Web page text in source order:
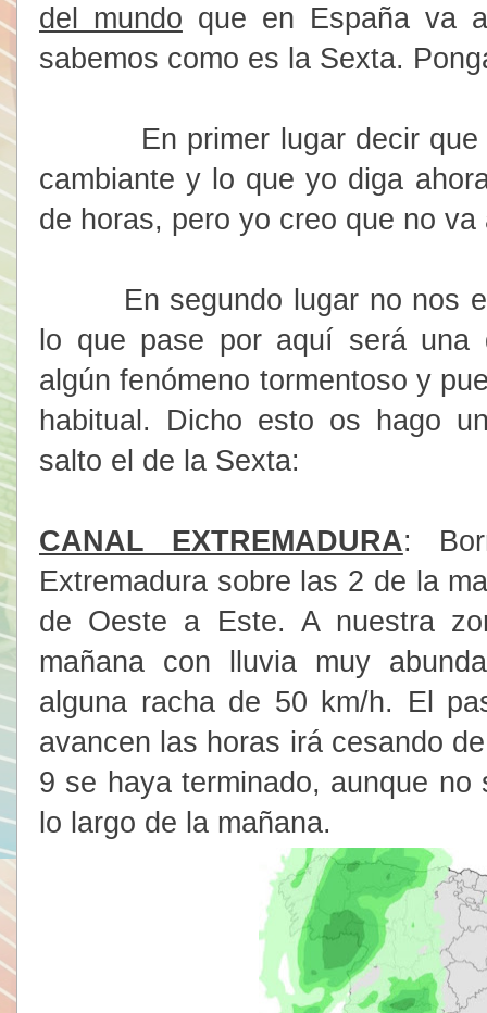
del mundo que en España va
sabemos como es la Sexta.
En primer lugar decir que la
cambiante y lo que yo diga
de horas, pero yo creo que no
En segundo lugar no nos
lo que pase por aquí será una
algún fenómeno tormentoso y
habitual. Dicho esto os hago
salto el de la Sexta:
CANAL EXTREMADURA:
Extremadura sobre las 2 de la
de Oeste a Este. A nuestra
mañana con lluvia muy
alguna racha de 50 km/h. El
avancen las horas irá cesando
9 se haya terminado, aunque
lo largo de la mañana.